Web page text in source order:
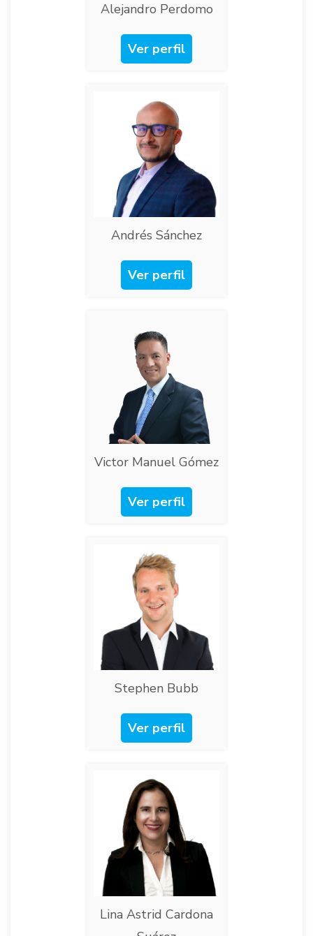
Alejandro Perdomo
Ver perfil
Andrés Sánchez
Ver perfil
Victor Manuel Gómez​
Ver perfil
Stephen Bubb​
Ver perfil
Lina Astrid Cardona